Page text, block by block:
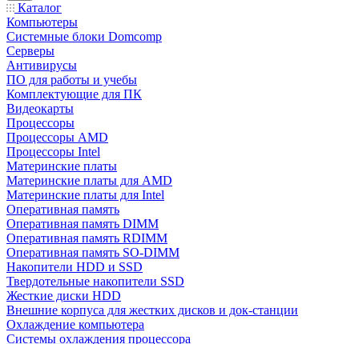
Каталог
Компьютеры
Системные блоки Domcomp
Серверы
Антивирусы
ПО для работы и учебы
Комплектующие для ПК
Видеокарты
Процессоры
Процессоры AMD
Процессоры Intel
Материнские платы
Материнские платы для AMD
Материнские платы для Intel
Оперативная память
Оперативная память DIMM
Оперативная память RDIMM
Оперативная память SO-DIMM
Накопители HDD и SSD
Твердотельные накопители SSD
Жесткие диски HDD
Внешние корпуса для жестких дисков и док-станции
Охлаждение компьютера
Системы охлаждения процессора